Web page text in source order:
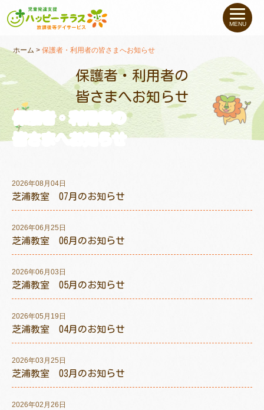
私たちについて
未就学のお子さま（０〜６才）
小学生〜高校生の お子さま
支援事例
教室一覧
ご利用について
MENU
ホーム >保護者・利用者の皆さまへお知らせ
保護者・利用者の
皆さまへお知らせ
保護者・利用者の
皆さまへお知らせ
2026年08月04日
芝浦教室 07月のお知らせ
2026年06月25日
芝浦教室 06月のお知らせ
2026年06月03日
芝浦教室 05月のお知らせ
2026年05月19日
芝浦教室 04月のお知らせ
2026年03月25日
芝浦教室 03月のお知らせ
2026年02月26日